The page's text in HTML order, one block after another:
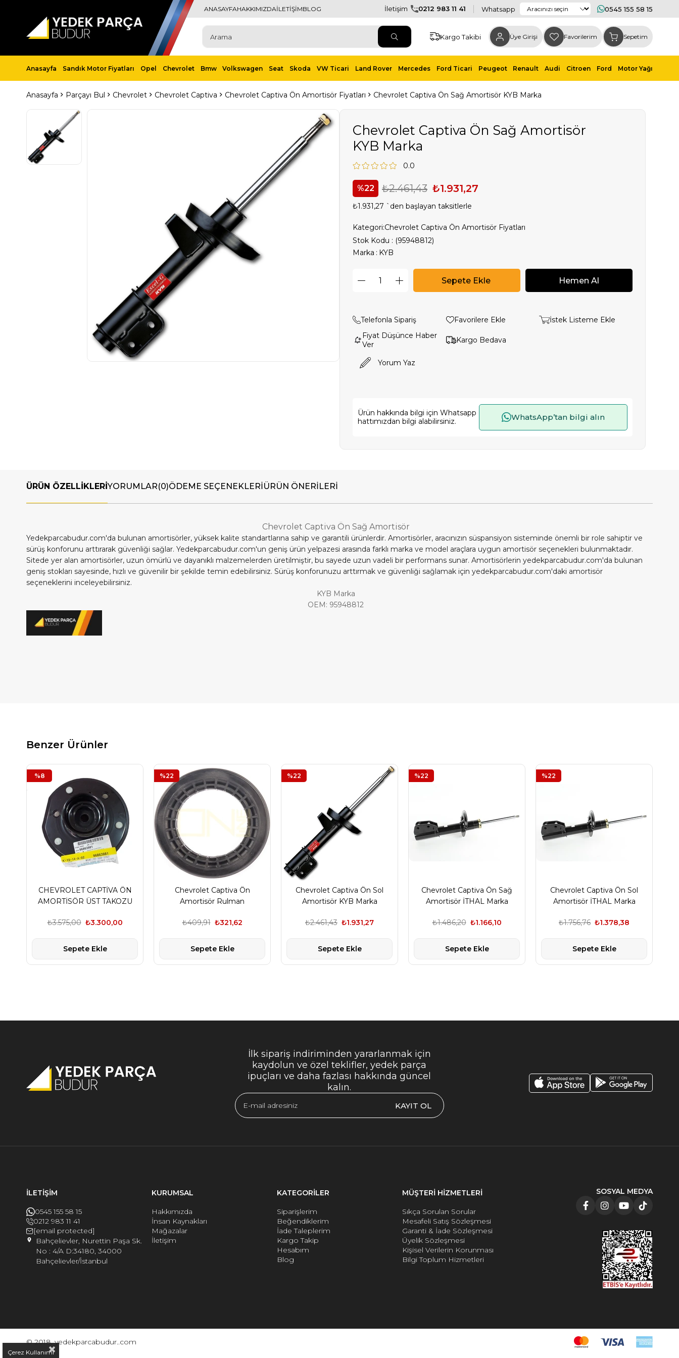
ANASAYFAHAKKIMIZDAİLETİŞİMBLOG İletişim 0212 983 11 41 Whatsapp 0545 155 58 15
Kargo Takibi Üye Girişi Favorilerim Sepetim
Anasayfa Sandık Motor Fiyatları Opel Chevrolet Bmw Volkswagen Seat Skoda VW Ticari Land Rover Mercedes Ford Ticari Peugeot Renault Audi Citroen Ford Motor Yağı
Anasayfa Parçayı Bul Chevrolet Chevrolet Captiva Chevrolet Captiva Ön Amortisör Fiyatları Chevrolet Captiva Ön Sağ Amortisör KYB Marka
Chevrolet Captiva Ön Sağ Amortisör
KYB Marka
0.0
22 ₺2.461,43 ₺1.931,27
₺1.931,27 `den başlayan taksitlerle
Kategori:Chevrolet Captiva Ön Amortisör Fiyatları
Stok Kodu
(95948812)
Marka : KYB
Telefonla Sipariş Favorilere Ekle
İstek Listeme Ekle
Fiyat Düşünce Haber
Ver
Kargo Bedava
Yorum Yaz
Ürün hakkında bilgi için Whatsapp
hattımızdan bilgi alabilirsiniz.
WhatsApp’tan bilgi alın
ÜRÜN ÖZELLIKLERIYORUMLAR(0)ÖDEME SEÇENEKLERIÜRÜN ÖNERILERI
Chevrolet Captiva Ön Sağ Amortisör
Yedekparcabudur.com'da bulunan amortisörler, yüksek kalite standartlarına sahip ve garantili ürünlerdir. Amortisörler, aracınızın süspansiyon sisteminde önemli bir role sahiptir ve
sürüş konforunu arttırarak güvenliği sağlar. Yedekparcabudur.com'un geniş ürün yelpazesi arasında farklı marka ve model araçlara uygun amortisör seçenekleri bulunmaktadır.
Sitede yer alan amortisörler, uzun ömürlü ve dayanıklı malzemelerden üretilmiştir, bu sayede uzun vadeli bir performans sunar. Amortisörlerin yedekparcabudur.com'da bulunan
geniş stokları sayesinde, hızlı ve güvenilir bir şekilde temin edebilirsiniz. Sürüş konforunuzu arttırmak ve güvenliği sağlamak için yedekparcabudur.com'daki amortisör
seçeneklerini inceleyebilirsiniz.
KYB Marka
OEM: 95948812
Benzer Ürünler
CHEVROLET CAPTİVA ÖN
AMORTİSÖR ÜST TAKOZU
₺3.300,00
₺3.575,00
Sepete Ekle
%8
Chevrolet Captiva Ön
Amortisör Rulman
₺321,62
₺409,91
Sepete Ekle
%22
Chevrolet Captiva Ön Sol
Amortisör KYB Marka
₺1.931,27
₺2.461,43
Sepete Ekle
%22
Chevrolet Captiva Ön Sağ
Amortisör İTHAL Marka
₺1.166,10
₺1.486,20
Sepete Ekle
%22
Chevrolet Captiva Ön Sol
Amortisör İTHAL Marka
₺1.378,38
₺1.756,76
Sepete Ekle
%22
İlk sipariş indiriminden yararlanmak için
kaydolun ve özel teklifler, yedek parça
ipuçları ve daha fazlası hakkında güncel
kalın.
KAYIT OL
İLETİŞİM
0545 155 58 15
0212 983 11 41
[email protected]
Bahçelievler, Nurettin Paşa Sk.
No : 4/A D:34180, 34000
Bahçelievler/İstanbul
KURUMSAL
Hakkımızda
İnsan Kaynakları
Mağazalar
İletişim
KATEGORİLER
Siparişlerim
Beğendiklerim
İade Taleplerim
Kargo Takip
Hesabım
Blog
MÜŞTERİ HİZMETLERİ
Sıkça Sorulan Sorular
Mesafeli Satış Sözleşmesi
Garanti & İade Sözleşmesi
Üyelik Sözleşmesi
Kişisel Verilerin Korunması
Bilgi Toplum Hizmetleri
SOSYAL MEDYA
© 2018, yedekparcabudur..com
Çerez Kullanımı